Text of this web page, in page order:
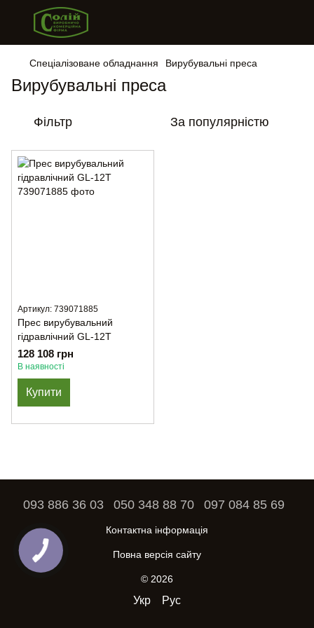
Спеціалізоване обладнання Вирубувальні преса
Вирубувальні преса
Фільтр За популярністю
Артикул: 739071885
Прес вирубувальний
гідравлічний GL-12T
128 108 грн
В наявності
Купити
093 886 36 03 050 348 88 70 097 084 85 69
Контактна інформація
Повна версія сайту
© 2026
Укр Рус